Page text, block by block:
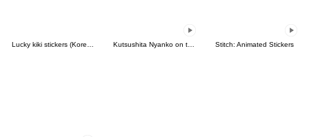
Stitch: Animated Stickers